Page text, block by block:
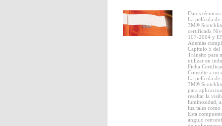
Datos técnicos
La película de
3M®
certificada
107-2004 y
Además
Capítulo 5 del
Tránsito para
utilizar en
Ficha
Consulte a un
La película de
3M®
para
resaltar la
luminosidad,
luz tales como
Está
ángulo